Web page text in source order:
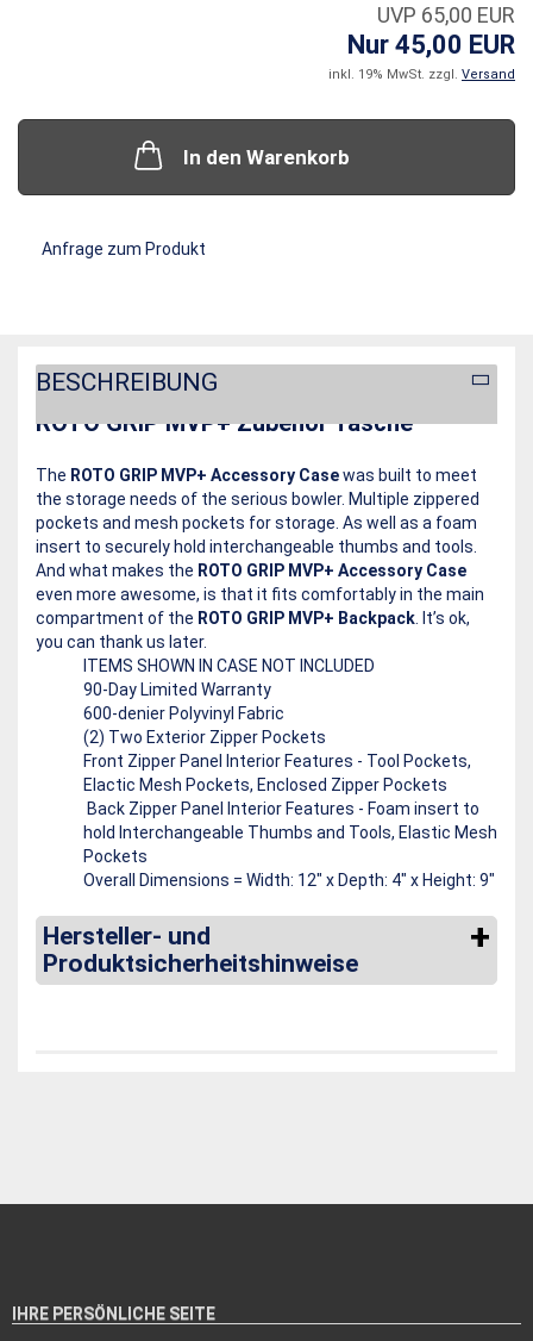
UVP 65,00 EUR
Nur 45,00 EUR
inkl. 19% MwSt. zzgl. Versand
In den Warenkorb
Anfrage zum Produkt
BESCHREIBUNG
ROTO GRIP MVP+ Zubehör Tasche
The ROTO GRIP MVP+ Accessory Casewas built to meet
the storage needs of the serious bowler. Multiple zippered
pockets and mesh pockets for storage. As well as a foam
insert to securely hold interchangeable thumbs and tools.
And what makes the ROTO GRIP MVP+ Accessory Case
even more awesome, is that it fits comfortably in the main
compartment of the ROTO GRIP MVP+ Backpack . It’s ok,
you can thank us later.
ITEMS SHOWN IN CASE NOT INCLUDED
90-Day Limited Warranty
600-denier Polyvinyl Fabric
(2) Two Exterior Zipper Pockets
Front Zipper Panel Interior Features - Tool Pockets,
Elactic Mesh Pockets, Enclosed Zipper Pockets
Back Zipper Panel Interior Features - Foam insert to
hold Interchangeable Thumbs and Tools, Elastic Mesh
Pockets
Overall Dimensions = Width: 12" x Depth: 4" x Height: 9"
Hersteller- und
Produktsicherheitshinweise
IHRE PERSÖNLICHE SEITE